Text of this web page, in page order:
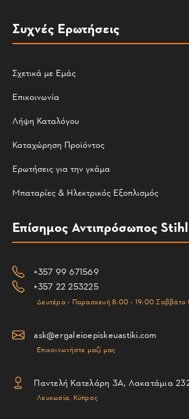
Συχνές Ερωτήσεις
Σχετικά με Εμάς
Επικοινωνία
Λήψη Καταλόγου
Καταχώρηση Προϊόντος
Ερωτήσεις για την γκάμα
Μπαταρίες & Ηλεκτρικός Εξοπλισμός
Επίσημος Αντιπρόσωπος Stihl
+357 99 671569
+357 22 253225
Δευτέρα - Παρασκευή 8:00 - 19:00
ask@ergaleioepiskeuastiki.com
Επικοινωνήστε μαζί μας
Παντελή Κατελάρη 3Α, Λακατάμια
Λευκωσία, Κύπρος